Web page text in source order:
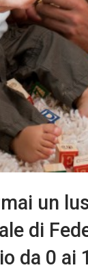
un
di
da 0 ai